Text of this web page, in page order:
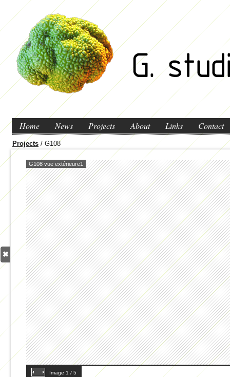
Home News Projects About Links Contact
Projects / G108
G108 vue extérieure1
Image 1 / 5